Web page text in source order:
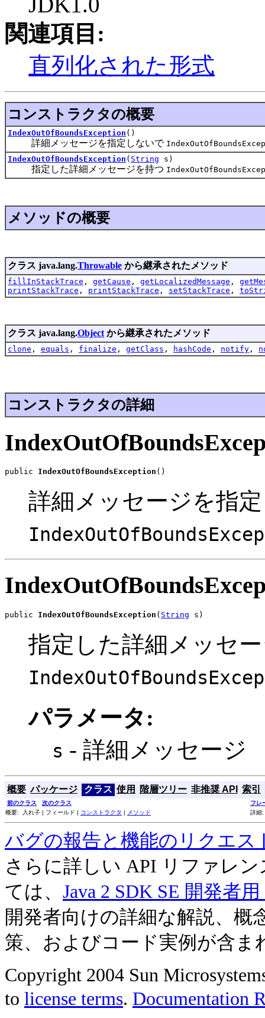
関連項目:
直列化された形式
コンストラクタの概要
IndexOutOfBoundsException ()
詳細メッセージを指定しないで
IndexOutOfBoundsException ( String s)
指定した詳細メッセージを持つ
メソッドの概要
クラス java.lang.Throwable から継承されたメソッド
fillInStackTrace , getCause , getLocalizedMessage ,
printStackTrace , printStackTrace , setStackTrace ,
クラス java.lang.Object から継承されたメソッド
clone , equals , finalize , getClass , hashCode , notify ,
コンストラクタの詳細
public IndexOutOfBoundsException ()
詳細メッセージを指
public IndexOutOfBoundsException ( String s)
指定した詳細メッセ
パラメータ:
s - 詳細メッセージ
概要 パッケージ クラス 使用 階層ツリー 非推奨 API 索引
前のクラス 次のクラス
フレ
概要: 入れ子 | フィールド | コンストラクタ | メソッド 詳細
バグの報告と機能のリクエス
さらに詳しい API リファレ
ては、 Java 2 SDK SE 開発者
開発者向けの詳細な解説、概
策、およびコード実例が含ま
Copyright 2004 Sun
to license terms. Documentation